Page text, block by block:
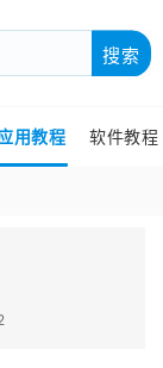
搜索
用教程 软件教程